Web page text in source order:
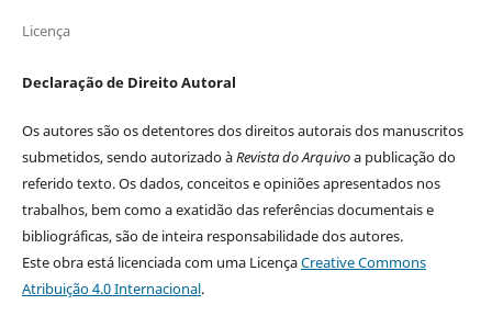
Licença
Declaração de Direito Autoral
Os autores são os detentores dos direitos autorais dos manuscritos
submetidos, sendo autorizado àRevista do Arquivoa publicação do
referido texto. Os dados, conceitos e opiniões apresentados nos
trabalhos, bem como a exatidão das referências documentais e
bibliográficas, são de inteira responsabilidade dos autores.
Este obra está licenciada com uma LicençaCreative Commons
Atribuição 4.0 Internacional.